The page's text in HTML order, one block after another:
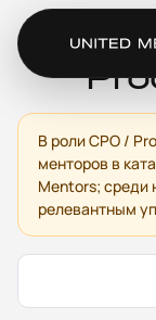
В роли CPO /
менторов в
Mentors; среди
релевантным
Сервис
Каталог
Как это
Отзывы
Стать ментором
Партнёрская